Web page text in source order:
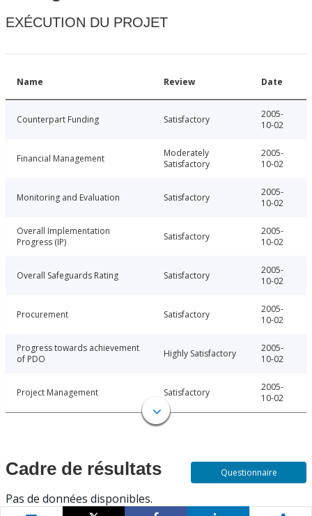
EXÉCUTION DU PROJET
Name Review Date
Counterpart Funding Satisfactory
2005-
10-02
Financial Management
Moderately
Satisfactory
2005-
10-02
Monitoring and Evaluation Satisfactory
2005-
10-02
Overall Implementation
Progress (IP)
Satisfactory
2005-
10-02
Overall Safeguards Rating Satisfactory
2005-
10-02
Procurement Satisfactory
2005-
10-02
Progress towards achievement
of PDO
Highly Satisfactory
2005-
10-02
Project Management Satisfactory
2005-
10-02
Cadre de résultats
Pas de données disponibles.
Questionnaire